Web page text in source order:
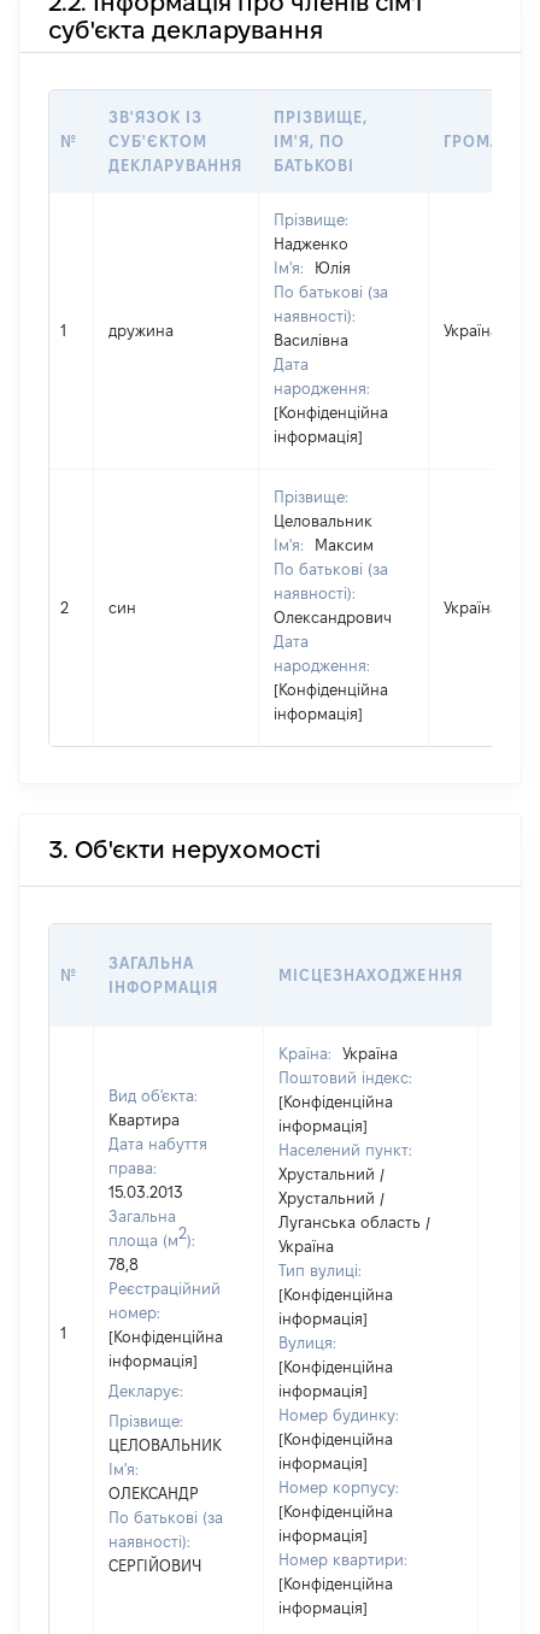
суб'єкта декларування
№
ЗВ'ЯЗОК ІЗ
СУБ'ЄКТОМ
ДЕКЛАРУВАННЯ
ПРІЗВИЩЕ,
ІМ'Я, ПО
БАТЬКОВІ
1 дружина
Прізвище:
Надженко
Ім'я:
Юлія
По батькові (за
наявності):
Василівна
Дата
народження:
[Конфіденційна
інформація]
Україна
2 син
Прізвище:
Целовальник
Ім'я:
Максим
По батькові (за
наявності):
Олександрович
Дата
народження:
[Конфіденційна
інформація]
Україна
3. Об'єкти нерухомості
№
ЗАГАЛЬНА
ІНФОРМАЦІЯ
МІСЦЕЗНАХОДЖЕННЯ
1
Вид об'єкта:
Квартира
Дата набуття
права:
15.03.2013
Загальна
площа (м2):
78,8
Реєстраційний
номер:
[Конфіденційна
інформація]
Декларує:
Прізвище:
ЦЕЛОВАЛЬНИК
Ім'я:
ОЛЕКСАНДР
По батькові (за
наявності):
СЕРГІЙОВИЧ
Країна:
Україна
Поштовий індекс:
[Конфіденційна
інформація]
Населений пункт:
Хрустальний /
Хрустальний /
Луганська область /
Україна
Тип вулиці:
[Конфіденційна
інформація]
Вулиця:
[Конфіденційна
інформація]
Номер будинку:
[Конфіденційна
інформація]
Номер корпусу:
[Конфіденційна
інформація]
Номер квартири:
[Конфіденційна
інформація]